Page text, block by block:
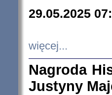
29.05.2025
więcej...
Nagroda
Justyny